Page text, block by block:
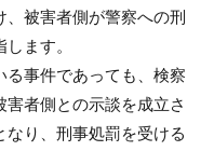
被害者側が警察への刑
ます。
る事件であっても、検察
者側との示談を成立さ
り、刑事処罰を受ける